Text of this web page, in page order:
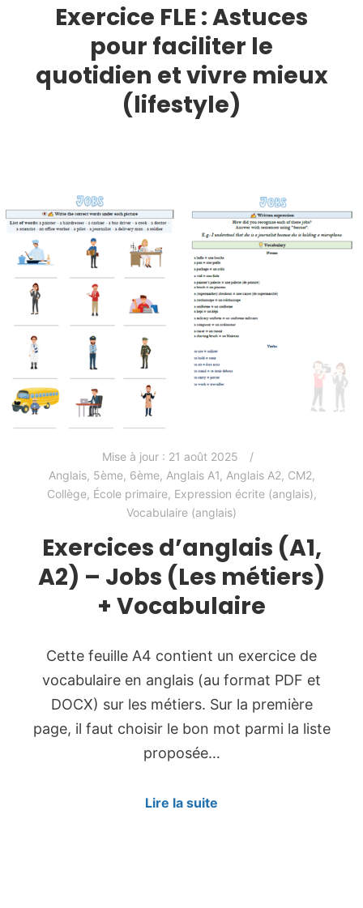
Exercice FLE : Astuces
pour faciliter le
quotidien et vivre mieux
(lifestyle)
Mise à jour : 21 août 2025
Anglais, 5ème, 6ème, Anglais A1, Anglais A2, CM2,
Collège, École primaire, Expression écrite (anglais),
Vocabulaire (anglais)
Exercices d’anglais (A1,
A2) – Jobs (Les métiers)
+ Vocabulaire
Cette feuille A4 contient un exercice de
vocabulaire en anglais (au format PDF et
DOCX) sur les métiers. Sur la première
page, il faut choisir le bon mot parmi la liste
proposée…
Lire la suite